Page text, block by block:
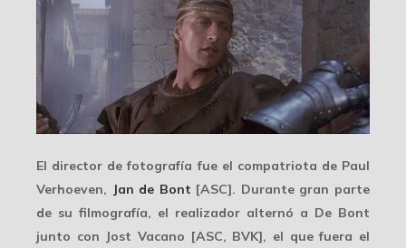
El director de fotografía fue el compatriota de Paul
Verhoeven, Jan de Bont [ASC]. Durante gran parte
de su filmografía, el realizador alternó a De Bont
junto con Jost Vacano [ASC, BVK], el que fuera el